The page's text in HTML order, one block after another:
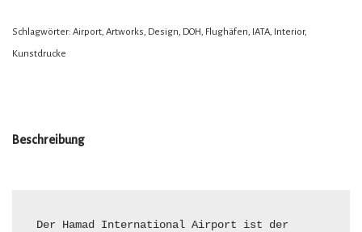
Schlagwörter: Airport, Artworks, Design, DOH, Flughäfen, IATA, Interior,
Kunstdrucke
Beschreibung
Der Hamad International Airport ist der